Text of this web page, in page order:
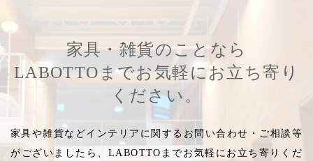
家具・雑貨のことなら
LABOTTOまでお気軽にお立ち寄り
ください。
家具や雑貨などインテリアに関するお問い合わせ・ご相談等
がございましたら、LABOTTOまでお気軽にお立ち寄りくだ